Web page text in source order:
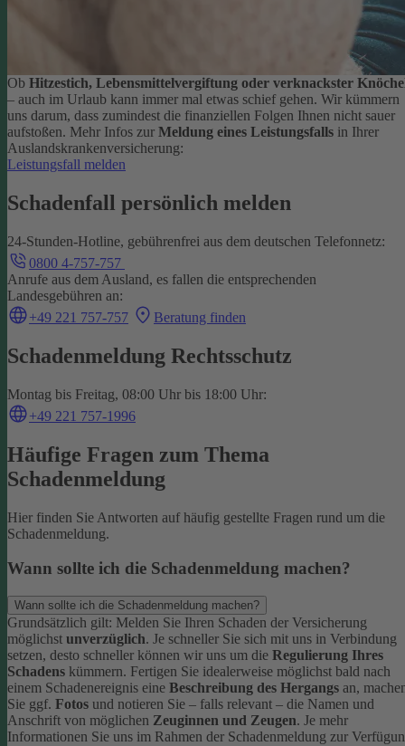
Ob Hitzestich, Lebensmittelvergiftung oder verknackster
– auch im Urlaub kann immer mal etwas schief gehen. Wir kümmern
uns darum, dass zumindest die finanziellen Folgen Ihnen nicht sauer
aufstoßen. Mehr Infos zur Meldung eines Leistungsfalls in Ihrer
Auslandskrankenversicherung:
Leistungsfall melden
Schadenfall persönlich melden
24-Stunden-Hotline, gebührenfrei aus dem deutschen Telefonnetz:
0800 4-757-757
Anrufe aus dem Ausland, es fallen die entsprechenden
Landesgebühren an:
+49 221 757-757
Beratung finden
Schadenmeldung Rechtsschutz
Montag bis Freitag, 08:00 Uhr bis 18:00 Uhr:
+49 221 757-1996
Häufige Fragen zum Thema
Schadenmeldung
Hier finden Sie Antworten auf häufig gestellte Fragen rund um die
Schadenmeldung.
Wann sollte ich die Schadenmeldung machen?
Wann sollte ich die Schadenmeldung machen?
Grundsätzlich gilt: Melden Sie Ihren Schaden der Versicherung
möglichst unverzüglich. Je schneller Sie sich mit uns in Verbindung
setzen, desto schneller können wir uns um die Regulierung Ihres
Schadens kümmern. Fertigen Sie idealerweise möglichst bald nach
einem Schadenereignis eine Beschreibung des Hergangs an,
Sie ggf. Fotos und notieren Sie – falls relevant – die Namen und
Anschrift von möglichen Zeuginnen und Zeugen. Je mehr
Informationen Sie uns im Rahmen der Schadenmeldung zur